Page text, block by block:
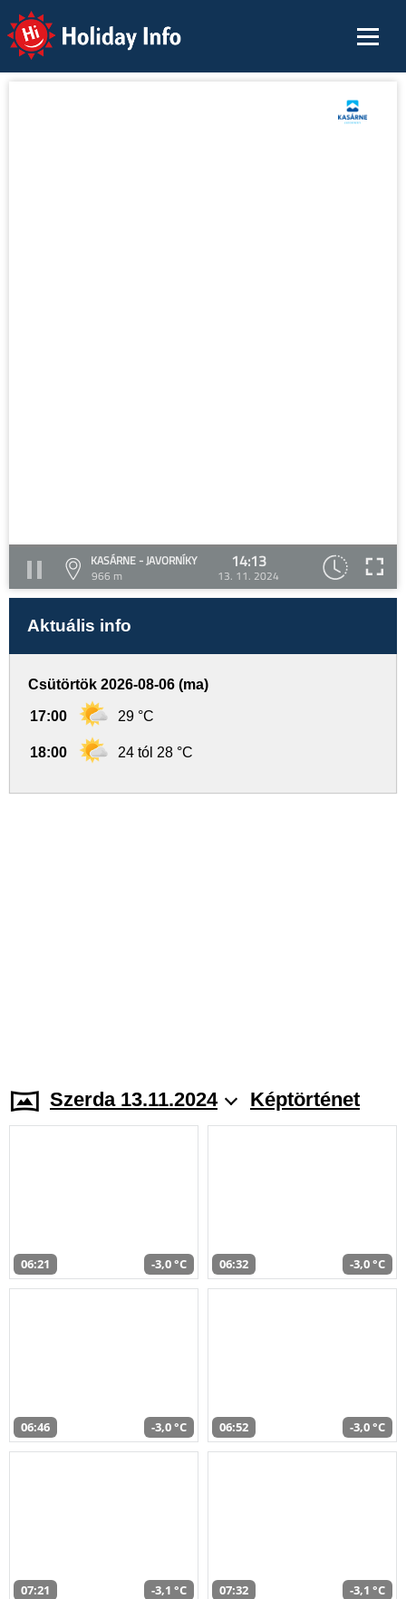
Holiday Info
KASÁRNE - JAVORNÍKY
966 m
14:13
13. 11. 2024
Aktuális info
Csütörtök 2026-08-06 (ma)
17:00 29 °C
18:00 24 tól 28 °C
Szerda 13.11.2024 Képtörténet
06:21 -3,0 °C 06:32 -3,0 °C
06:46 -3,0 °C 06:52 -3,0 °C
07:21 -3,1 °C 07:32 -3,1 °C